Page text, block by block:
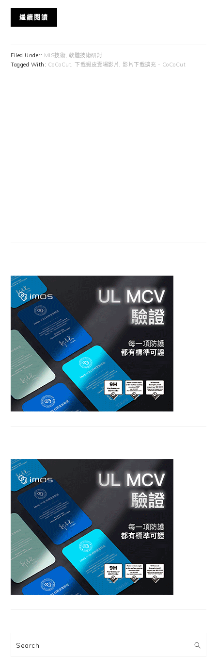
繼續閱讀
Filed Under: MIS技術,軟體技術研討
Tagged With: CoCoCut,下載蝦皮賣場影片 , 影片下載擴充 - CoCoCut
Search